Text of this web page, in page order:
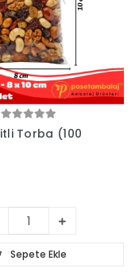
Torba (100
Sepete Ekle